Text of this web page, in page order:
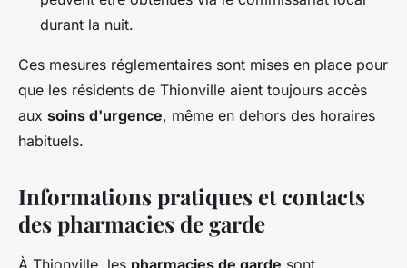
durant la nuit.
Ces mesures réglementaires sont mises en place pour
que les résidents de Thionville aient toujours accès
aux soins d'urgence, même en dehors des horaires
habituels.
Informations pratiques et contacts
des pharmacies de garde